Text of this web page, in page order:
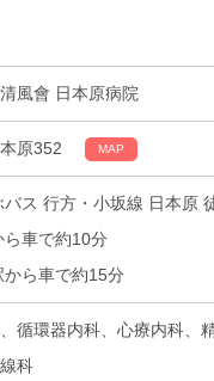
風會 日本原病院
原352 MAP
ス 行方・小坂線 日本原
ら車で約10分
ら車で約15分
循環器内科、心療内科、
科